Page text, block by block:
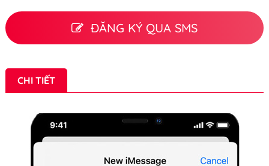
ĐĂNG KÝ QUA SMS
CHI TIẾT